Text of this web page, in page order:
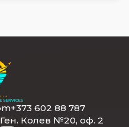
+373 602 88 787
Колев №20, оф. 2